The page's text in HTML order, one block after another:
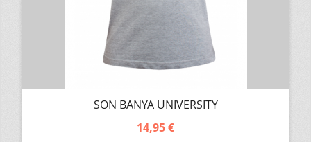
SON BANYA UNIVERSITY
14,95 €